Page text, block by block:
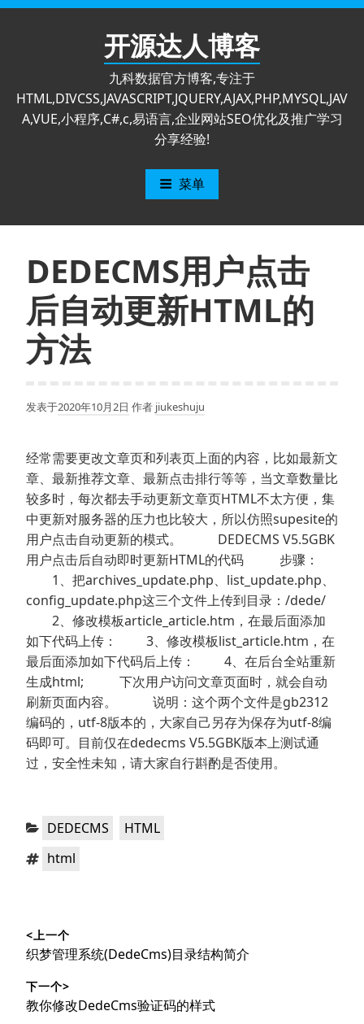
跳
开源达人博客
九科数据官方博客,专注于
HTML,DIVCSS,JAVASCRIPT,JQUERY,AJAX,PHP,MYSQL,JAV
A,VUE,小程序,C#,c,易语言,企业网站SEO优化及推广学习
分享经验!
菜单
DEDECMS用户点击
后自动更新HTML的
方法
发表于2020年10月2日 作者 jiukeshuju
经常需要更改文章页和列表页上面的内容，比如最新文
章、最新推荐文章、最新点击排行等等，当文章数量比
较多时，每次都去手动更新文章页HTML不太方便，集
中更新对服务器的压力也比较大，所以仿照supesite的
用户点击自动更新的模式。 DEDECMS V5.5GBK
用户点击后自动即时更新HTML的代码 步骤：
1、把archives_update.php、list_update.php、
config_update.php这三个文件上传到目录：/dede/
2、修改模板article_article.htm，在最后面添加
如下代码上传： 3、修改模板list_article.htm，在
最后面添加如下代码后上传： 4、在后台全站重新
生成html; 下次用户访问文章页面时，就会自动
刷新页面内容。 说明：这个两个文件是gb2312
编码的，utf-8版本的，大家自己另存为保存为utf-8编
码即可。目前仅在dedecms V5.5GBK版本上测试通
过，安全性未知，请大家自行斟酌是否使用。
分
DEDECMS ，HTML
标 html
章
导
航
<上一个
上
文
章：
织梦管理系统(DedeCms)目录结构简介
下一个>
下
教你修改DedeCms验证码的样式